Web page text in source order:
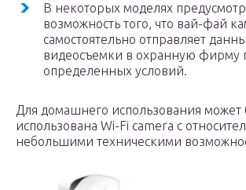
В некоторых моделях
возможность того, что вай-фай
самостоятельно отправляет
видеосъемки в охранную фирму
определенных условий.
Для домашнего использования может
использована Wi-Fi camera с
небольшими техническими